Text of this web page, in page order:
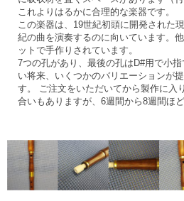
これよりはるかに合理的な楽器です。
この楽器は、19世紀初頭に開発された
紀の曲を演奏するのに向いています。
ットで手作りされています。
7つの孔があり、最後の孔はD#用で小
い将来、いくつかのバリエーションが
す。 ご注文をいただいてから製作に入
合いもありますが、6週間から8週間ほ